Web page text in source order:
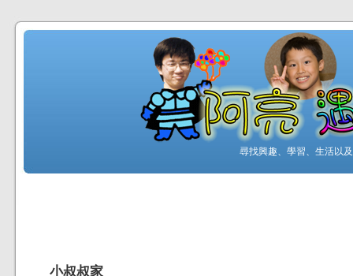
尋找興趣、學習、生活以
小叔叔家